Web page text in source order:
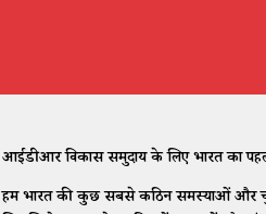
आईडीआर विकास समुदाय के लिए भारत का
हम भारत की कुछ सबसे कठिन समस्याओं और